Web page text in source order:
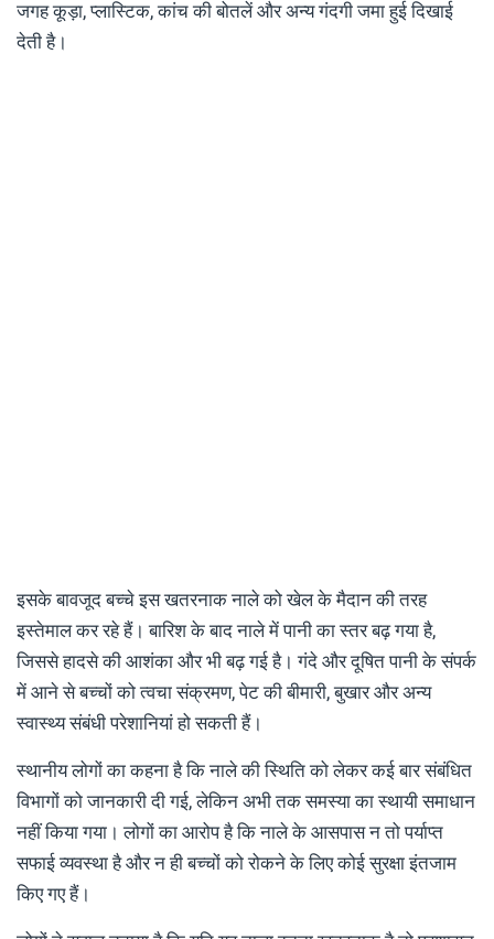
जगह कूड़ा, प्लास्टिक, कांच की बोतलें और अन्य गंदगी जमा हुई दिखाई
देती है।
इसके बावजूद बच्चे इस खतरनाक नाले को खेल के मैदान की तरह
इस्तेमाल कर रहे हैं। बारिश के बाद नाले में पानी का स्तर बढ़ गया है,
जिससे हादसे की आशंका और भी बढ़ गई है। गंदे और दूषित पानी के संपर्क
में आने से बच्चों को त्वचा संक्रमण, पेट की बीमारी, बुखार और अन्य
स्वास्थ्य संबंधी परेशानियां हो सकती हैं।
स्थानीय लोगों का कहना है कि नाले की स्थिति को लेकर कई बार संबंधित
विभागों को जानकारी दी गई, लेकिन अभी तक समस्या का स्थायी समाधान
नहीं किया गया। लोगों का आरोप है कि नाले के आसपास न तो पर्याप्त
सफाई व्यवस्था है और न ही बच्चों को रोकने के लिए कोई सुरक्षा इंतजाम
किए गए हैं।